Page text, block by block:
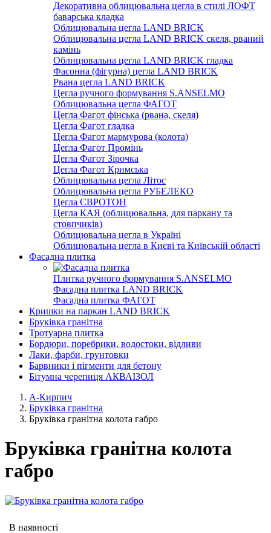
Декоративна облицювальна цегла в стилі ЛОФТ
баварська кладка
Облицювальна цегла LAND BRICK
Облицювальна цегла LAND BRICK скеля, рваний
камінь
Облицювальна цегла LAND BRICK гладка
Фасонна (фігурна) цегла LAND BRICK
Рвана цегла LAND BRICK
Цегла ручного формування S.ANSELMO
Облицювальна цегла ФАГОТ
Цегла Фагот фінська (рвана, скеля)
Цегла Фагот гладка
Цегла Фагот мармурова (колота)
Цегла Фагот Промінь
Цегла Фагот Зірочка
Цегла Фагот Кримська
Облицювальна цегла Літос
Облицювальна цегла РУБЕЛЕКО
Цегла ЄВРОТОН
Цегла КАЯ (облицювальна, для паркану та
стовпчиків)
Облицювальна цегла в Україні
Облицювальна цегла в Києві та Київській області
Фасадна плитка
Плитка ручного формування S.ANSELMO
Фасадна плитка LAND BRICK
Фасадна плитка ФАГОТ
Кришки на паркан LAND BRICK
Бруківка гранітна
Тротуарна плитка
Бордюри, поребрики, водостоки, відливи
Лаки, фарби, грунтовки
Барвники і пігменти для бетону
Бітумна черепиця АКВАІЗОЛ
А-Кирпич
Бруківка гранітна
Бруківка гранітна колота габро
Бруківка гранітна колота
габро
В наявності